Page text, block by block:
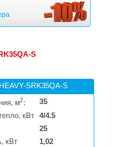
S
SRK35QA-S
м2:
35
кВт
4/4.5
25
кВт
1,02